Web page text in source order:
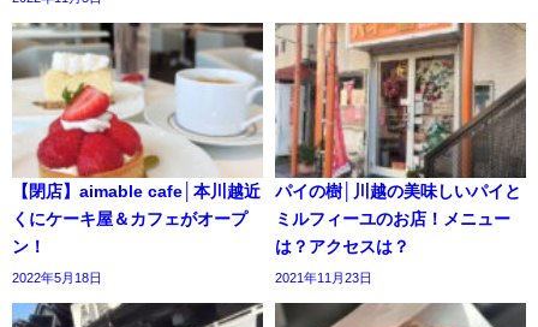
【閉店】aimable cafe│本川越近
くにケーキ屋＆カフェがオープ
ン！
2022年5月18日
パイの樹│川越の美味しいパイと
ミルフィーユのお店！メニュー
は？アクセスは？
2021年11月23日